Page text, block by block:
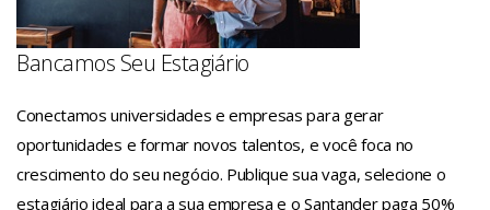
Bancamos Seu Estagiário
Conectamos universidades e empresas para gerar
oportunidades e formar novos talentos, e você foca no
crescimento do seu negócio. Publique sua vaga, selecione o
estagiário ideal para a sua empresa e o Santander paga 50%